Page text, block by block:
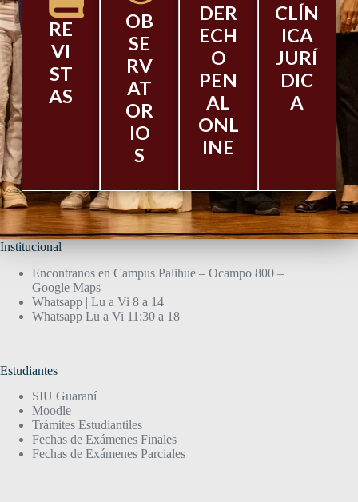
RE
VI
ST
AS
OB
SE
RV
AT
OR
IO
S
DER
ECH
O
PEN
AL
ONL
INE
CLÍN
ICA
JURÍ
DIC
A
Institucional
Encontranos en Campus Palihue – Ocampo 800 –
Google Maps
Whatsapp | Lu a Vi 8 a 14
Whatsapp Lu a Vi 11:30 a 18
Estudiantes
SIU Guaraní
Moodle
Trámites Estudiantiles
Fechas de Exámenes Finales
Fechas de Exámenes Parciales